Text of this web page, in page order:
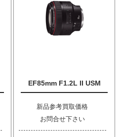
EF85mm F1.2L II USM
新品参考買取価格
お問合せ下さい